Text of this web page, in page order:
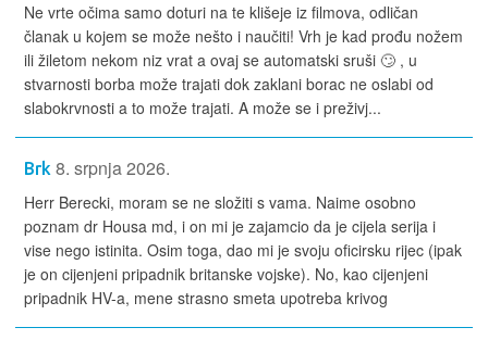
Ne vrte očima samo doturi na te klišeje iz filmova, odličan
članak u kojem se može nešto i naučiti! Vrh je kad prođu nožem
ili žiletom nekom niz vrat a ovaj se automatski sruši 🙄 , u
stvarnosti borba može trajati dok zaklani borac ne oslabi od
slabokrvnosti a to može trajati. A može se i preživj...
Brk 8. srpnja 2026.
Herr Berecki, moram se ne složiti s vama. Naime osobno
poznam dr Housa md, i on mi je zajamcio da je cijela serija i
vise nego istinita. Osim toga, dao mi je svoju oficirsku rijec (ipak
je on cijenjeni pripadnik britanske vojske). No, kao cijenjeni
pripadnik HV-a, mene strasno smeta upotreba krivog